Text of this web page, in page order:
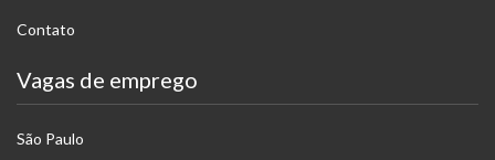
Contato
Vagas de emprego
São Paulo